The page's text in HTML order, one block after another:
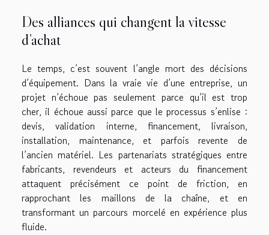
Des alliances qui changent la vitesse
d’achat
Le temps, c’est souvent l’angle mort des décisions
d’équipement. Dans la vraie vie d’une entreprise, un
projet n’échoue pas seulement parce qu’il est trop
cher, il échoue aussi parce que le processus s’enlise :
devis, validation interne, financement, livraison,
installation, maintenance, et parfois revente de
l’ancien matériel. Les partenariats stratégiques entre
fabricants, revendeurs et acteurs du financement
attaquent précisément ce point de friction, en
rapprochant les maillons de la chaîne, et en
transformant un parcours morcelé en expérience plus
fluide.